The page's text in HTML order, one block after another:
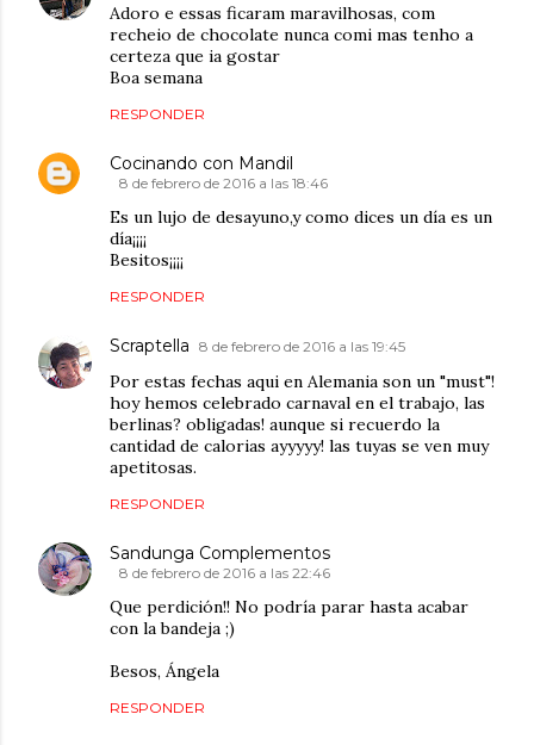
Adoro e essas ficaram maravilhosas, com
recheio de chocolate nunca comi mas tenho a
certeza que ia gostar
Boa semana
RESPONDER
Cocinando con Mandil
8 de febrero de 2016 a las 18:46
Es un lujo de desayuno,y como dices un día es un
día¡¡¡¡
Besitos¡¡¡¡
RESPONDER
Scraptella 8 de febrero de 2016 a las 19:45
Por estas fechas aqui en Alemania son un "must"!
hoy hemos celebrado carnaval en el trabajo, las
berlinas? obligadas! aunque si recuerdo la
cantidad de calorias ayyyyy! las tuyas se ven muy
apetitosas.
RESPONDER
Sandunga Complementos
8 de febrero de 2016 a las 22:46
Que perdición!! No podría parar hasta acabar
con la bandeja ;)
Besos, Ángela
RESPONDER